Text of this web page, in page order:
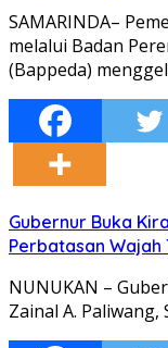
SAMARINDA–
melalui Badan
(Bappeda)
Gubernur Buka
Perbatasan Wajah
NUNUKAN –
Zainal A. Paliwang,